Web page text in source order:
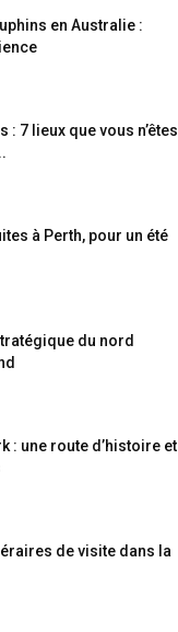
en Australie :
: 7 lieux que vous n’êtes
à Perth, pour un été
du nord
: une route d’histoire et
de visite dans la